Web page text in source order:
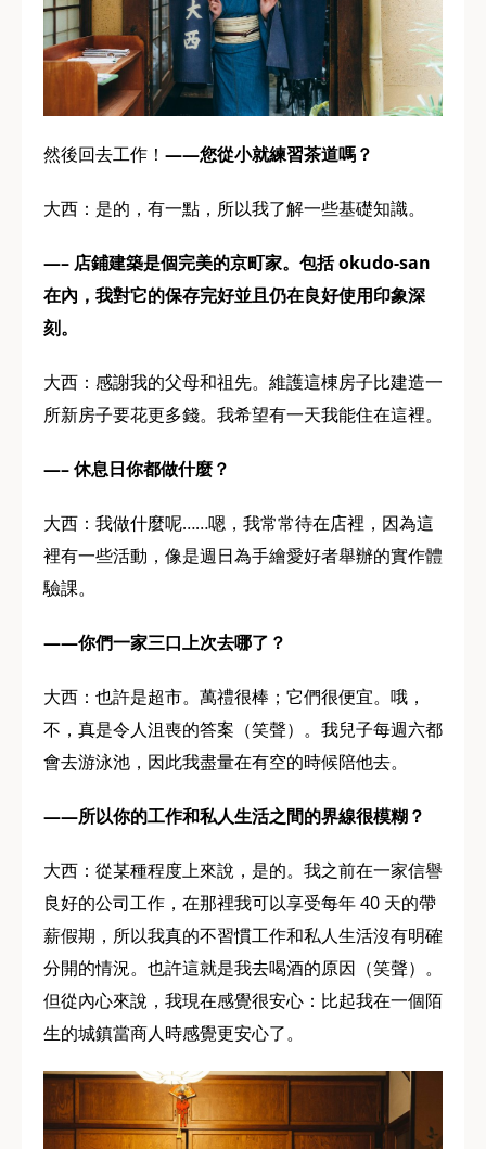
然後回去工作！ ——您從小就練習茶道嗎？
大西：是的，有一點，所以我了解一些基礎知識。
—– 店鋪建築是個完美的京町家。包括 okudo-san
在內，我對它的保存完好並且仍在良好使用印象深
刻。
大西：感謝我的父母和祖先。維護這棟房子比建造一
所新房子要花更多錢。我希望有一天我能住在這裡。
—– 休息日你都做什麼？
大西：我做什麼呢……嗯，我常常待在店裡，因為這
裡有一些活動，像是週日為手繪愛好者舉辦的實作體
驗課。
——你們一家三口上次去哪了？
大西：也許是超市。萬禮很棒；它們很便宜。哦，
不，真是令人沮喪的答案（笑聲）。我兒子每週六都
會去游泳池，因此我盡量在有空的時候陪他去。
——所以你的工作和私人生活之間的界線很模糊？
大西：從某種程度上來說，是的。我之前在一家信譽
良好的公司工作，在那裡我可以享受每年 40 天的帶
薪假期，所以我真的不習慣工作和私人生活沒有明確
分開的情況。也許這就是我去喝酒的原因（笑聲）。
但從內心來說，我現在感覺很安心：比起我在一個陌
生的城鎮當商人時感覺更安心了。